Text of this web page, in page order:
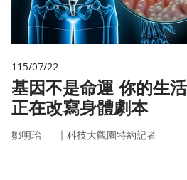
115/07/22
基因不是命運 你的生活習慣
正在改寫身體劇本
鄒明珆 ｜ 科技大觀園特約記者